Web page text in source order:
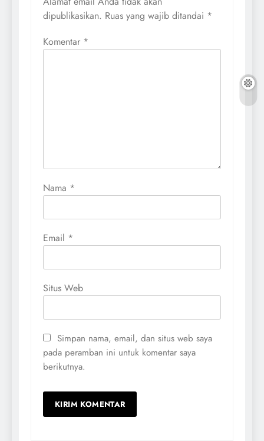
dipublikasikan. Ruas yang wajib ditandai *
Komentar *
Nama *
Email *
Situs Web
Simpan nama, email, dan situs web saya
pada peramban ini untuk komentar saya
berikutnya.